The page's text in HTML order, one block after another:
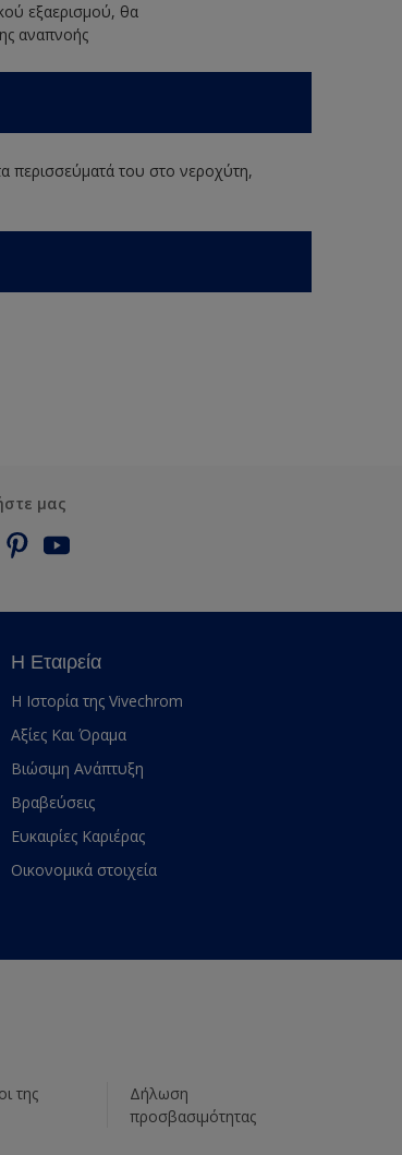
εξαερισμού, θα
αναπνοής
περισσεύματά του στο νεροχύτη,
μας
Η Εταιρεία
Η Ιστορία της Vivechrom
Αξίες Και Όραμα
Βιώσιμη Ανάπτυξη
Βραβεύσεις
Ευκαιρίες Καριέρας
Οικονομικά στοιχεία
της
Δήλωση
προσβασιμότητας